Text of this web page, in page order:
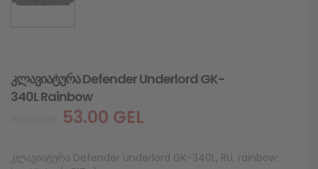
კლავიატურა Defender Underlord GK-
340L Rainbow
53.00 GEL
კლავიატურა Defender Underlord GK-340L, RU, rainbow